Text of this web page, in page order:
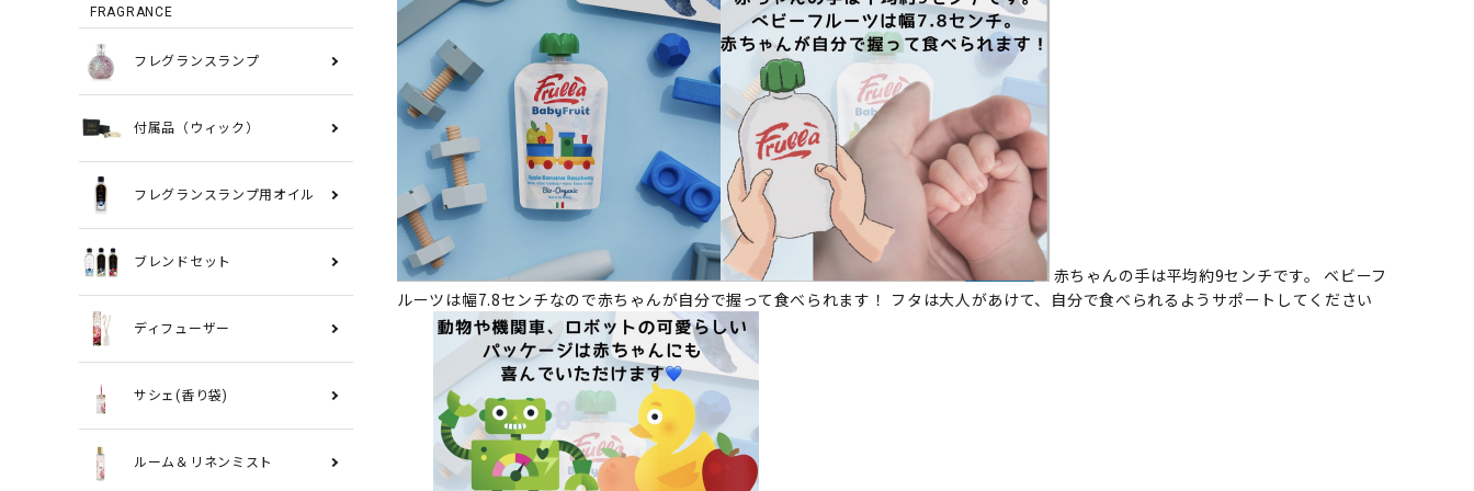
赤ちゃんの手は平均約9センチです。 ベビーフ
ルーツは幅7.8センチなので赤ちゃんが自分で握って食べられます！ フタは大人があけて、自分で食べられるようサポートしてください
FRAGRANCE
フレグランスランプ
付属品（ウィック）
フレグランスランプ用オイル
ブレンドセット
ディフューザー
サシェ(香り袋)
ルーム＆リネンミスト